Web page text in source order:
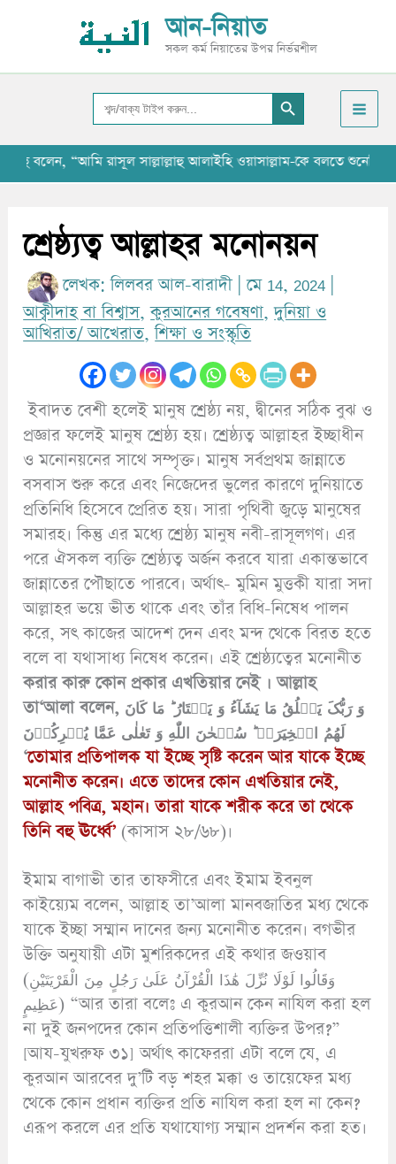
আন-নিয়াত
সকল কর্ম নিয়াতের উপর নির্ভরশীল
Search
for:
Search Button
“আমি রাসূল সাল্লাল্লাহু আলাইহি ওয়াসাল্লাম-কে বলতে শুনেছি যে,
শ্রেষ্ঠ্যত্ব আল্লাহর মনোনয়ন
লেখক: লিলবর আল-বারাদী |মে 14, 2024
আক্বীদাহ বা বিশ্বাস,কুরআনের গবেষণা,দুনিয়া ও
আখিরাত/ আখেরাত,শিক্ষা ও সংস্কৃতি
ইবাদত বেশী হলেই মানুষ শ্রেষ্ঠ্য নয়, দ্বীনের সঠিক বুঝ ও
প্রজ্ঞার ফলেই মানুষ শ্রেষ্ঠ্য হয়। শ্রেষ্ঠ্যত্ব আল্লাহর ইচ্ছাধীন
ও মনোনয়নের সাথে সম্পৃক্ত। মানুষ সর্বপ্রথম জান্নাতে
বসবাস শুরু করে এবং নিজেদের ভুলের কারণে দুনিয়াতে
প্রতিনিধি হিসেবে প্রেরিত হয়। সারা পৃথিবী জুড়ে মানুষের
সমারহ। কিন্তু এর মধ্যে শ্রেষ্ঠ্য মানুষ নবী-রাসূলগণ। এর
পরে ঐসকল ব্যক্তি শ্রেষ্ঠ্যত্ব অর্জন করবে যারা একান্তভাবে
জান্নাতের পৌছাতে পারবে। অর্থাৎ- মুমিন মুত্তকী যারা সদা
আল্লাহর ভয়ে ভীত থাকে এবং তাঁর বিধি-নিষেধ পালন
করে, সৎ কাজের আদেশ দেন এবং মন্দ থেকে বিরত হতে
বলে বা যথাসাধ্য নিষেধ করেন। এই শ্রেষ্ঠ্যত্বের মনোনীত
করার কারু কোন প্রকার এখতিয়ার নেই । আল্লাহ
তা‘আলা বলেন, وَ رَبُّکَ یَخۡلُقُ مَا یَشَآءُ وَ یَخۡتَارُ ؕ مَا کَانَ
لَهُمُ الۡخِیَرَۃُ ؕ سُبۡحٰنَ اللّٰهِ وَ تَعٰلٰی عَمَّا یُشۡرِکُوۡنَ
‘তোমার প্রতিপালক যা ইচ্ছে সৃষ্টি করেন আর যাকে ইচ্ছে
মনোনীত করেন। এতে তাদের কোন এখতিয়ার নেই,
আল্লাহ পবিত্র, মহান। তারা যাকে শরীক করে তা থেকে
তিনি বহু ঊর্ধ্বে’ (কাসাস ২৮/৬৮)।
ইমাম বাগাভী তার তাফসীরে এবং ইমাম ইবনুল
কাইয়্যেম বলেন, আল্লাহ তা’আলা মানবজাতির মধ্য থেকে
যাকে ইচ্ছা সম্মান দানের জন্য মনোনীত করেন। বগভীর
উক্তি অনুযায়ী এটা মুশরিকদের এই কথার জওয়াব
(وَقَالُوا لَوْلَا نُزِّلَ هَٰذَا الْقُرْآنُ عَلَىٰ رَجُلٍ مِنَ الْقَرْيَتَيْنِ
عَظِيمٍ) “আর তারা বলেঃ এ কুরআন কেন নাযিল করা হল
না দুই জনপদের কোন প্রতিপত্তিশালী ব্যক্তির উপর?”
[আয-যুখরুফ ৩১] অর্থাৎ কাফেররা এটা বলে যে, এ
কুরআন আরবের দু’টি বড় শহর মক্কা ও তায়েফের মধ্য
থেকে কোন প্রধান ব্যক্তির প্রতি নাযিল করা হল না কেন?
এরূপ করলে এর প্রতি যথাযোগ্য সম্মান প্রদর্শন করা হত।
ই